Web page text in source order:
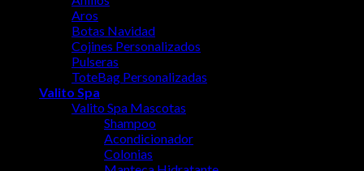
Aros
Botas Navidad
Cojines Personalizados
Pulseras
ToteBag Personalizadas
Valito Spa
Valito Spa Mascotas
Shampoo
Acondicionador
Colonias